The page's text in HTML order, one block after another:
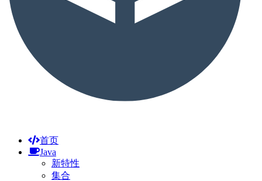
首页
Java
新特性
集合